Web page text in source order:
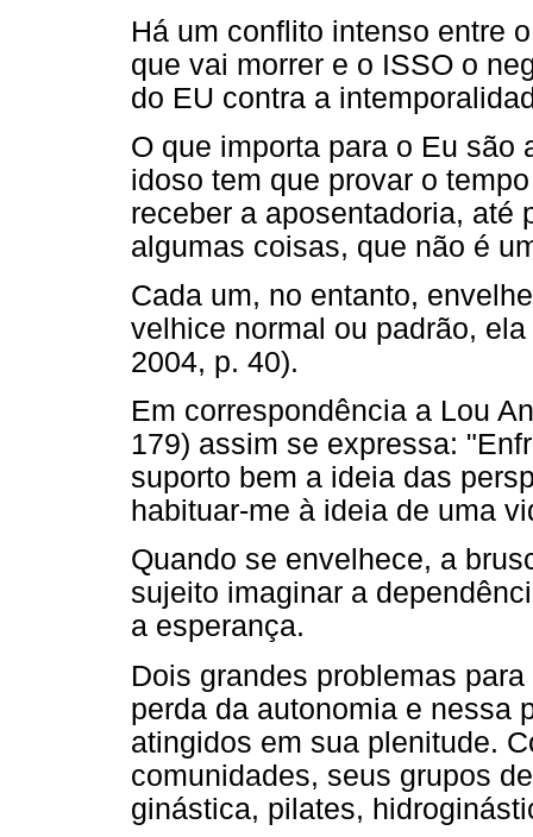
Há um conflito intenso entre
que vai morrer e o ISSO o
do EU contra a
O que importa para o Eu são
idoso tem que provar o
receber a aposentadoria, até
algumas coisas, que não é
Cada um, no entanto,
velhice normal ou padrão,
2004, p. 40).
Em correspondência a Lou
179) assim se expressa:
suporto bem a ideia das
habituar-me à ideia de uma
Quando se envelhece, a
sujeito imaginar a
a esperança.
Dois grandes problemas
perda da autonomia e nessa
atingidos em sua plenitude.
comunidades, seus grupos
ginástica, pilates,